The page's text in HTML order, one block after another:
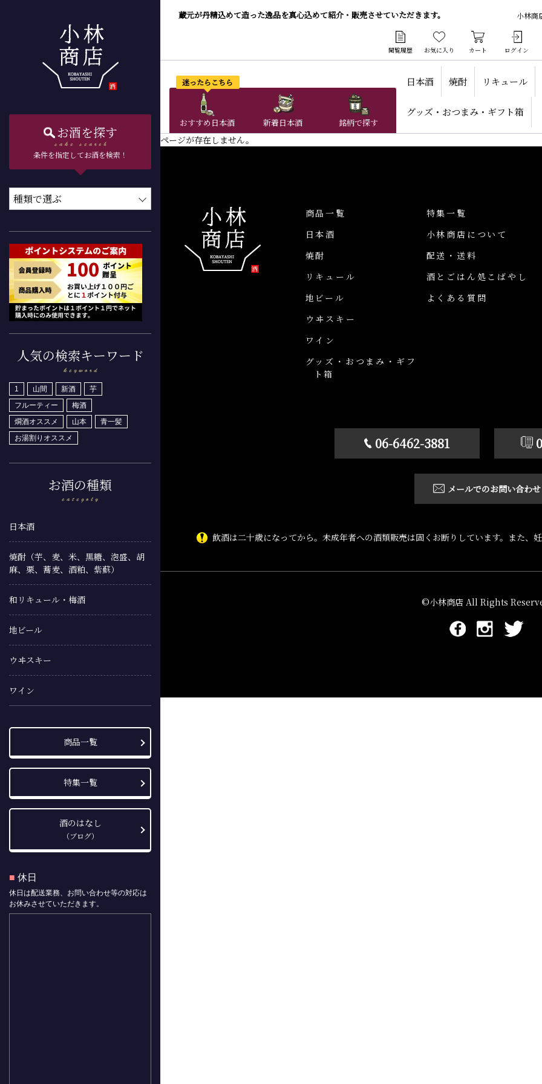
お酒を探す
条件を指定してお酒を検索！
人気の検索キーワード
1 山間 新酒
芋
フルーティー
梅酒
燗酒オススメ
山本
青一髪
お湯割りオススメ
お酒の種類
日本酒
焼酎（芋、麦、米、黒糖、泡盛、胡
麻、栗、蕎麦、酒粕、紫蘇）
和リキュール・梅酒
地ビール
ウヰスキー
ワイン
商品一覧
特集一覧
酒のはなし
（ブログ）
■ 休日
休日は配送業務、お問い合わせ等の対応は
お休みさせていただきます。
蔵元が丹精込めて造った逸品を真心込めて紹介・販売させていただきます。 小林商
閲覧履歴 お気に入り カート ログイン
おすすめ日本酒
迷ったらこちら
新着日本酒 銘柄で探す
日本酒 焼酎 リキュール
グッズ・おつまみ・ギフト箱
ページが存在しません。
商品一覧
日本酒
焼酎
リキュール
地ビール
ウヰスキー
ワイン
グッズ・おつまみ・ギフ
ト箱
特集一覧
小林商店について
配送・送料
酒とごはん処こばやし
よくある質問
06-6462-3881
メールでのお問い合わせ
飲酒は二十歳になってから。未成年者への酒類販売は固くお断りしています。また、
©小林商店 All Rights